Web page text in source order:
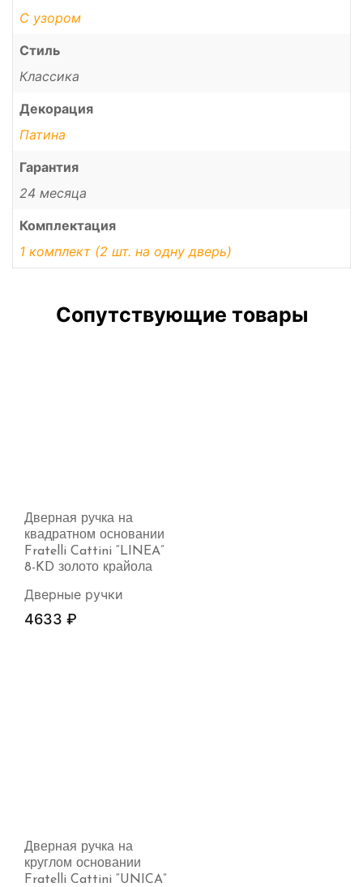
С узором
Стиль
Классика
Декорация
Патина
Гарантия
24 месяца
Комплектация
1 комплект (2 шт. на одну дверь)
Сопутствующие товары
Дверная ручка на
квадратном основании
Fratelli Cattini “LINEA”
8-KD золото крайола
Дверные ручки
4633 ₽
Дверная ручка на
круглом основании
Fratelli Cattini “UNICA”